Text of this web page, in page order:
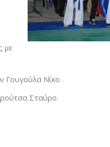
με
Γουγούλα Νίκο .
Σταύρο.